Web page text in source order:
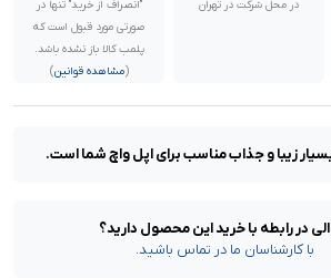
در محل شرکت در تهران
"انصراف از خرید" تنها در
صورتی مورد قبول است که
پلمب کالا باز نشده باشد.
(مشاهده قوانین)
زیبا و جذاب مناسب برای اپل واچ شما است.
در رابطه با خرید این محصول دارید؟
با کارشناسان ما در تماس باشید.